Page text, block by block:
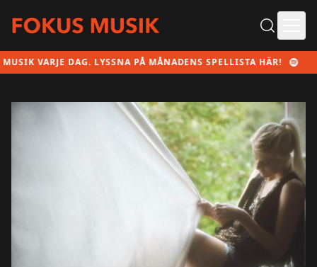
DAG. LYSSNA PÅ MÅNADENS SPELLISTA HÄR!